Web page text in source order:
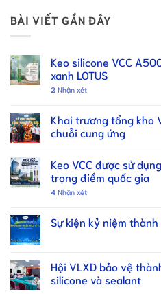
BÀI VIẾT GẦN ĐÂY
Keo silicone VCC
xanh LOTUS
2 Nhận xét
Khai trương tổng kho
chuỗi cung ứng
Keo VCC được sử
trọng điểm quốc gia
4 Nhận xét
Sự kiện kỷ niệm
Hội VLXD bảo vệ
silicone và sealant